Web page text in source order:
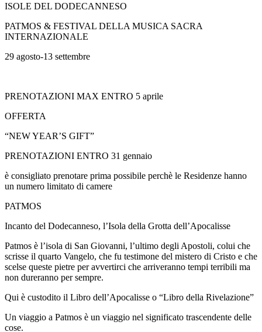
ISOLE DEL DODECANNESO
PATMOS & FESTIVAL DELLA MUSICA SACRA
INTERNAZIONALE
29 agosto-13 settembre
PRENOTAZIONI MAX ENTRO 5 aprile
OFFERTA
“NEW YEAR’S GIFT”
PRENOTAZIONI ENTRO 31 gennaio
è consigliato prenotare prima possibile perchè le Residenze hanno
un numero limitato di camere
PATMOS
​​​Incanto del Dodecanneso, l’Isola della Grotta dell’Apocalisse
Patmos è l’isola di San Giovanni, l’ultimo degli Apostoli, colui che
scrisse il quarto Vangelo, che fu testimone del mistero di Cristo e che
scelse queste pietre per avvertirci che arriveranno tempi terribili ma
non dureranno per sempre.
Qui è custodito il Libro dell’Apocalisse o “Libro della Rivelazione”
Un viaggio a Patmos è un viaggio nel significato trascendente delle
cose.